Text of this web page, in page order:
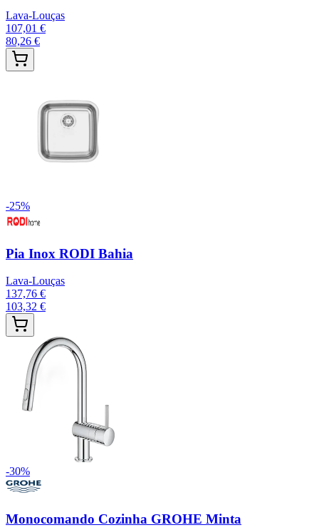
Lava-Louças
107,01 €
80,26 €
-25%
Pia Inox RODI Bahia
Lava-Louças
137,76 €
103,32 €
-30%
Monocomando Cozinha GROHE Minta